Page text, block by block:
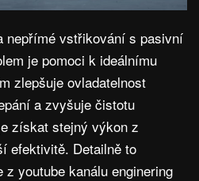
nepřímé vstřikování s pasivní
je pomoci k ideálnímu
zlepšuje ovladatelnost
a zvyšuje čistotu
získat stejný výkon z
efektivitě. Detailně to
youtube kanálu enginering